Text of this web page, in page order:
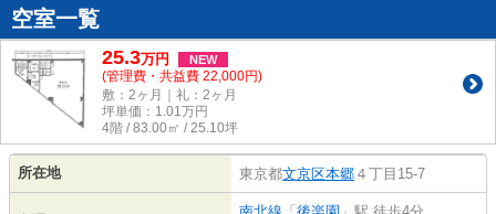
空室一覧
25.3万円 NEW
(管理費・共益費 22,000円)
敷：2ヶ月｜礼：2ヶ月
坪単価： 1.01万円
4階 / 83.00㎡ / 25.10坪
所在地 東京都文京区本郷 ４丁目15-7